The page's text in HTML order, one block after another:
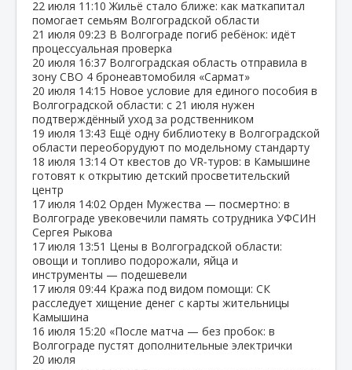
22 июля 11:10 Жильё стало ближе: как маткапитал
помогает семьям Волгоградской области
21 июля 09:23 В Волгограде погиб ребёнок: идёт
процессуальная проверка
20 июля 16:37 Волгоградская область отправила в
зону СВО 4 бронеавтомобиля «Сармат»
20 июля 14:15 Новое условие для единого пособия в
Волгоградской области: с 21 июля нужен
подтверждённый уход за родственником
19 июля 13:43 Ещё одну библиотеку в Волгоградской
области переоборудуют по модельному стандарту
18 июля 13:14 От квестов до VR‑туров: в Камышине
готовят к открытию детский просветительский
центр
17 июля 14:02 Орден Мужества — посмертно: в
Волгограде увековечили память сотрудника УФСИН
Сергея Рыкова
17 июля 13:51 Цены в Волгоградской области:
овощи и топливо подорожали, яйца и
инструменты — подешевели
17 июля 09:44 Кража под видом помощи: СК
расследует хищение денег с карты жительницы
Камышина
16 июля 15:20 «После матча — без пробок: в
Волгограде пустят дополнительные электрички
20 июля